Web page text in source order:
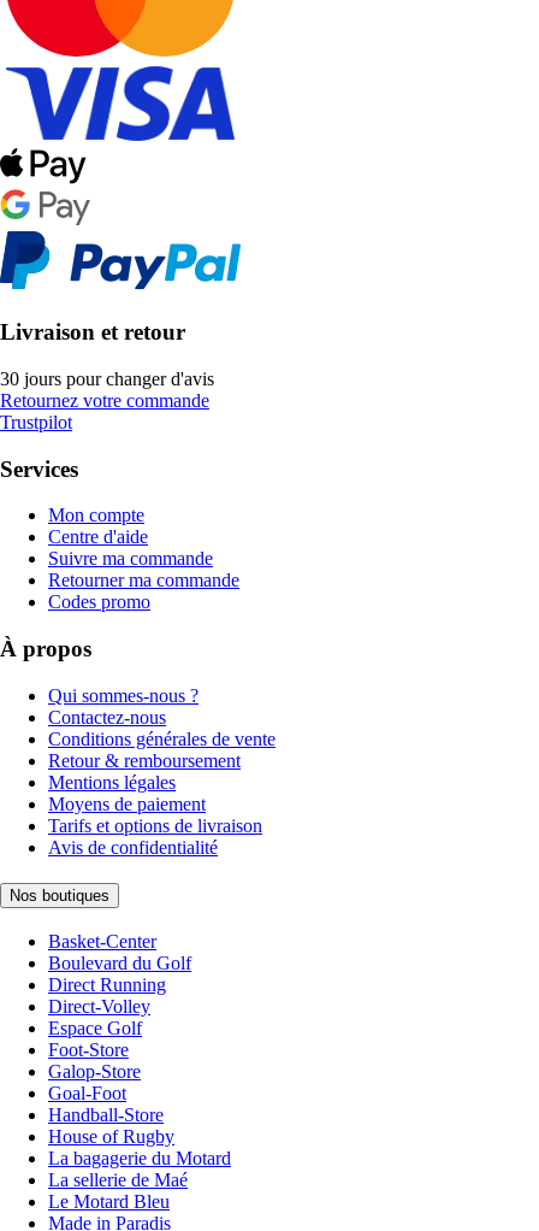
Livraison et retour
30 jours pour changer d'avis
Retournez votre commande
Trustpilot
Services
Mon compte
Centre d'aide
Suivre ma commande
Retourner ma commande
Codes promo
À propos
Qui sommes-nous ?
Contactez-nous
Conditions générales de vente
Retour & remboursement
Mentions légales
Moyens de paiement
Tarifs et options de livraison
Avis de confidentialité
Nos boutiques
Basket-Center
Boulevard du Golf
Direct Running
Direct-Volley
Espace Golf
Foot-Store
Galop-Store
Goal-Foot
Handball-Store
House of Rugby
La bagagerie du Motard
La sellerie de Maé
Le Motard Bleu
Made in Paradis